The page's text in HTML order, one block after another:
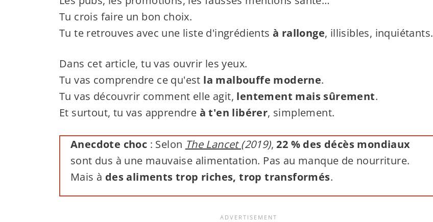
Tu crois faire un bon choix.
Tu te retrouves avec une liste d'ingrédients à rallonge, illisibles, inquiétants.
Dans cet article, tu vas ouvrir les yeux.
Tu vas comprendre ce qu'est la malbouffe moderne.
Tu vas découvrir comment elle agit, lentement mais sûrement.
Et surtout, tu vas apprendre à t'en libérer, simplement.
Anecdote choc : Selon The Lancet(2019),22 % des décès mondiaux
sont dus à une mauvaise alimentation. Pas au manque de nourriture.
Mais à des aliments trop riches, trop transformés.